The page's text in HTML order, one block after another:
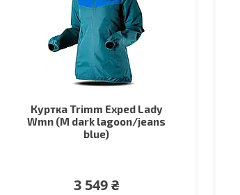
Куртка Trimm Exped Lady
Wmn (M dark lagoon/jeans
blue)
3 549 ₴